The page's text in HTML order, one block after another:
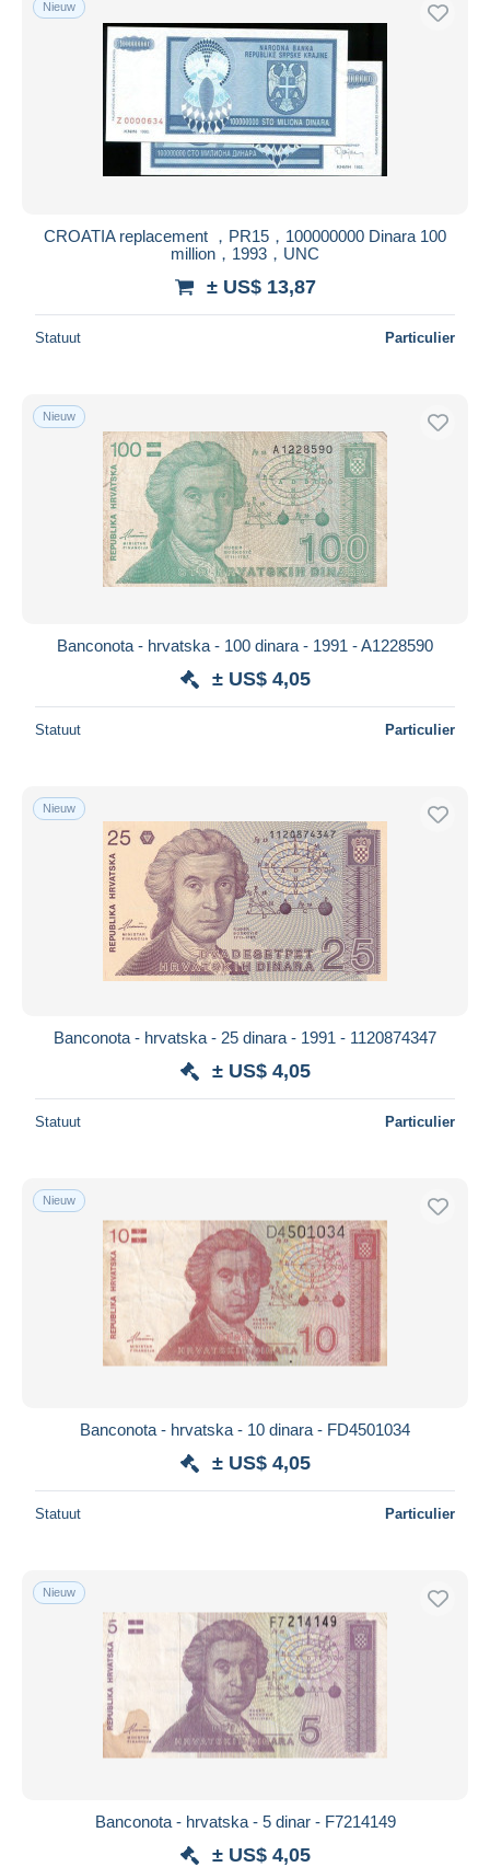
Gratis levering
Betaalmiddelen
Bankoverschrijving
iDeal
Woonplaats van de verkoper
Toepassen
Nieuw
CROATIA replacement ，PR15，100000000 Dinara 100
million，1993，UNC
± US$ 13,87
Statuut Particulier
Nieuw
Banconota - hrvatska - 100 dinara - 1991 - A1228590
± US$ 4,05
Statuut Particulier
Nieuw
Banconota - hrvatska - 25 dinara - 1991 - 1120874347
± US$ 4,05
Statuut Particulier
Nieuw
Banconota - hrvatska - 10 dinara - FD4501034
± US$ 4,05
Statuut Particulier
Nieuw
Banconota - hrvatska - 5 dinar - F7214149
± US$ 4,05